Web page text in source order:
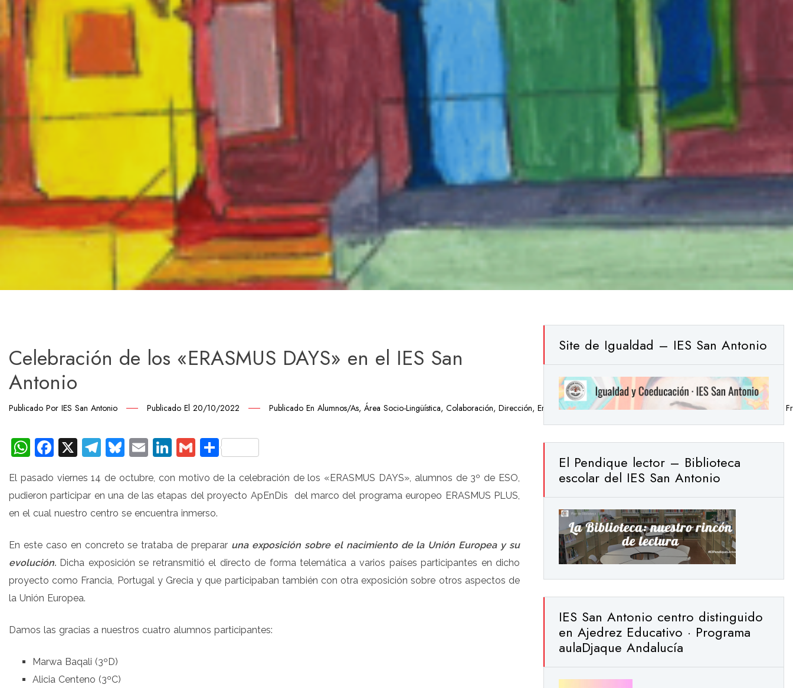
Celebración de los «ERASMUS DAYS» en el IES San
Antonio
Publicado Por IES San Antonio Publicado El 20/10/2022 Publicado En Alumnos/as, Área Socio-Lingüística, Colaboración, Dirección, Erasmus+,Experiencias De Aula,Formación, Evaluación E Innovación
WhatsApp
Facebook
X Telegram
Bluesky
EmailLinkedIn
GmailCompartir
El pasado viernes 14 de octubre, con motivo de la celebración de los «ERASMUS DAYS», alumnos de 3º de ESO,
pudieron participar en una de las etapas del proyecto ApEnDis del marco del programa europeo ERASMUS PLUS,
en el cual nuestro centro se encuentra inmerso.
En este caso en concreto se trataba de preparar una exposición sobre el nacimiento de la Unión Europea y su
evolución. Dicha exposición se retransmitió el directo de forma telemática a varios países participantes en dicho
proyecto como Francia, Portugal y Grecia y que participaban también con otra exposición sobre otros aspectos de
la Unión Europea.
Damos las gracias a nuestros cuatro alumnos participantes:
Marwa Baqali (3ºD)
Alicia Centeno (3ºC)
Site de Igualdad – IES San Antonio
El Pendique lector – Biblioteca
escolar del IES San Antonio
IES San Antonio centro distinguido
en Ajedrez Educativo · Programa
aulaDjaque Andalucía